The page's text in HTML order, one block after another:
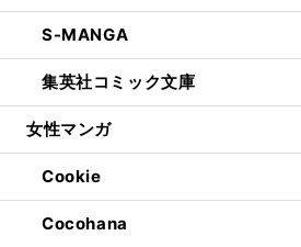
S-MANGA
集英社コミック文庫
女性マンガ
Cookie
Cocohana